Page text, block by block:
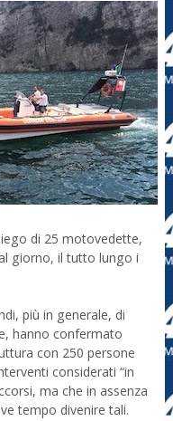
di 25 motovedette,
giorno, il tutto lungo i
più in generale, di
hanno confermato
con 250 persone
considerati “in
ma che in assenza
tempo divenire tali.